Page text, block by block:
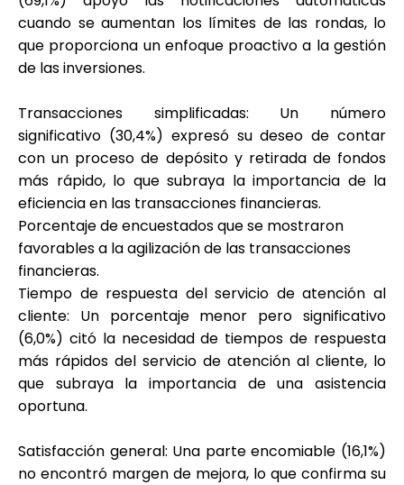
cuando se aumentan los límites de las rondas, lo
que proporciona un enfoque proactivo a la gestión
de las inversiones.
Transacciones simplificadas: Un número
significativo (30,4%) expresó su deseo de contar
con un proceso de depósito y retirada de fondos
más rápido, lo que subraya la importancia de la
eficiencia en las transacciones financieras.
Porcentaje de encuestados que se mostraron
favorables a la agilización de las transacciones
financieras.
Tiempo de respuesta del servicio de atención al
cliente: Un porcentaje menor pero significativo
(6,0%) citó la necesidad de tiempos de respuesta
más rápidos del servicio de atención al cliente, lo
que subraya la importancia de una asistencia
oportuna.
Satisfacción general: Una parte encomiable (16,1%)
no encontró margen de mejora, lo que confirma su